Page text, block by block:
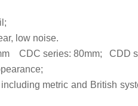
low noise.
CDC series: 80mm; CDD
metric and British